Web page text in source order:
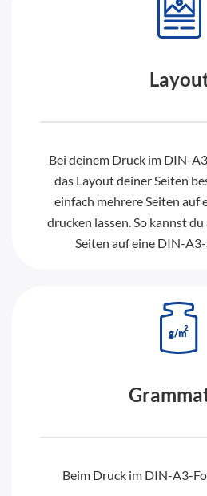
Bei deinem Druck im DIN-
das Layout deiner Seiten
einfach mehrere Seiten auf
drucken lassen. So kannst
Seiten auf eine DIN-
Beim Druck im DIN-A3-